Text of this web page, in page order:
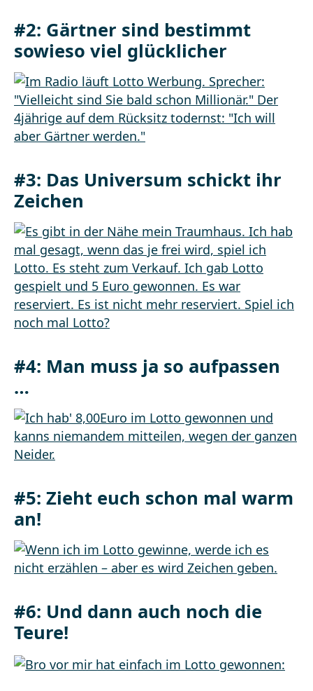
#2: Gärtner sind bestimmt
sowieso viel glücklicher
#3: Das Universum schickt ihr
Zeichen
#4: Man muss ja so aufpassen
…
#5: Zieht euch schon mal warm
an!
#6: Und dann auch noch die
Teure!